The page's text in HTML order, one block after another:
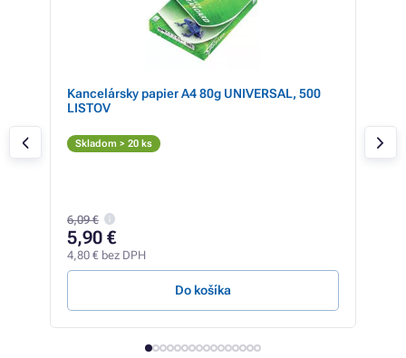
Kancelársky papier A4 80g UNIVERSAL, 500
LISTOV
Skladom > 20 ks
6,09 €
5,90 €
4,80 € bez DPH
Do košíka